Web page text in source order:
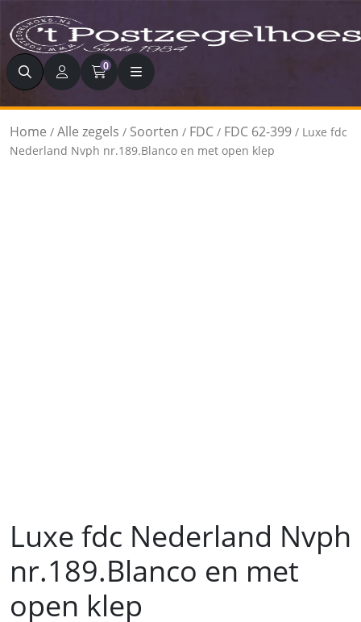
Zoeken 0
Home / Alle zegels / Soorten / FDC / FDC 62-399 / Luxe fdc
Nederland Nvph nr.189.Blanco en met open klep
Luxe fdc Nederland Nvph
nr.189.Blanco en met
open klep